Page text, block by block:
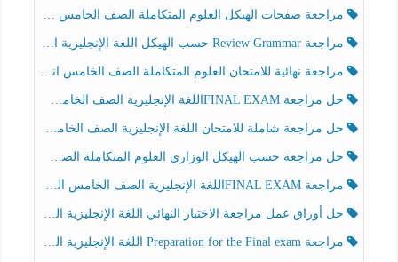
مراجعة صفحات الهيكل العلوم المتكاملة الصف الخامس انسبير الفصل الثالث
مراجعة Review Grammar حسب الهيكل اللغة الإنجليزية الصف الخامس الفصل الثالث
مراجعة نهائية للامتحان العلوم المتكاملة الصف الخامس انسبير الفصل الثالث
حل مراجعة FINAL EXAMاللغة الإنجليزية الصف الخامس الفصل الثالث
حل مراجعة شاملة للامتحان اللغة الإنجليزية الصف الخامس الفصل الثالث
حل مراجعة حسب الهيكل الوزاري العلوم المتكاملة الصف الخامس عام الفصل الثالث
مراجعة FINAL EXAMاللغة الإنجليزية الصف الخامس الفصل الثالث
حل أوراق عمل مراجعة الاختبار النهائي اللغة الإنجليزية الصف الرابع الفصل الثالث
مراجعة Preparation for the Final exam اللغة الإنجليزية الصف الرابع الفصل الثالث